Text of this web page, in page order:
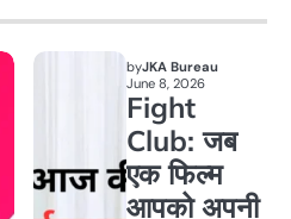
byJKA Bureau
June 8, 2026
Fight
Club: जब
एक फिल्म
आपको अपनी